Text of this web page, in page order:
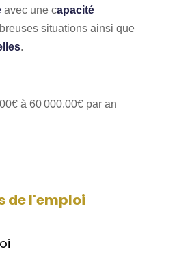
avec une capacité
situations ainsi que
.
à 60 000,00€ par an
de l'emploi